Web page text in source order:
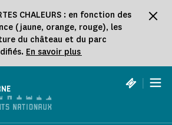
CHALEURS : en fonction des
(jaune, orange, rouge), les
du château et du parc
En savoir plus
|